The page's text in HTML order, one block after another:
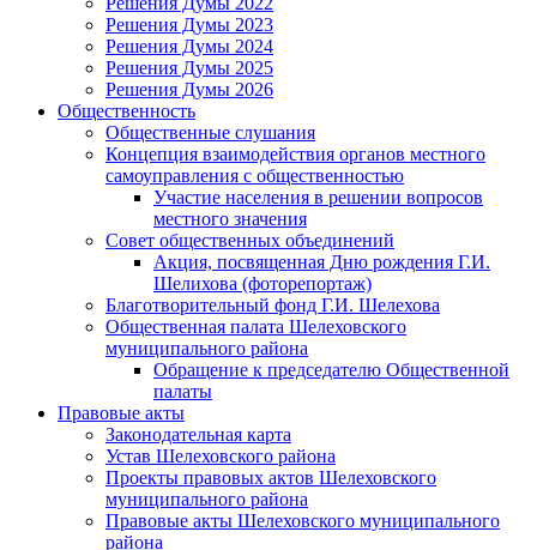
Решения Думы 2023
Решения Думы 2024
Решения Думы 2025
Решения Думы 2026
Общественность
Общественные слушания
Концепция взаимодействия органов местного
самоуправления с общественностью
Участие населения в решении вопросов
местного значения
Совет общественных объединений
Акция, посвященная Дню рождения Г.И.
Шелихова (фоторепортаж)
Благотворительный фонд Г.И. Шелехова
Общественная палата Шелеховского
муниципального района
Обращение к председателю Общественной
палаты
Правовые акты
Законодательная карта
Устав Шелеховского района
Проекты правовых актов Шелеховского
муниципального района
Правовые акты Шелеховского муниципального
района